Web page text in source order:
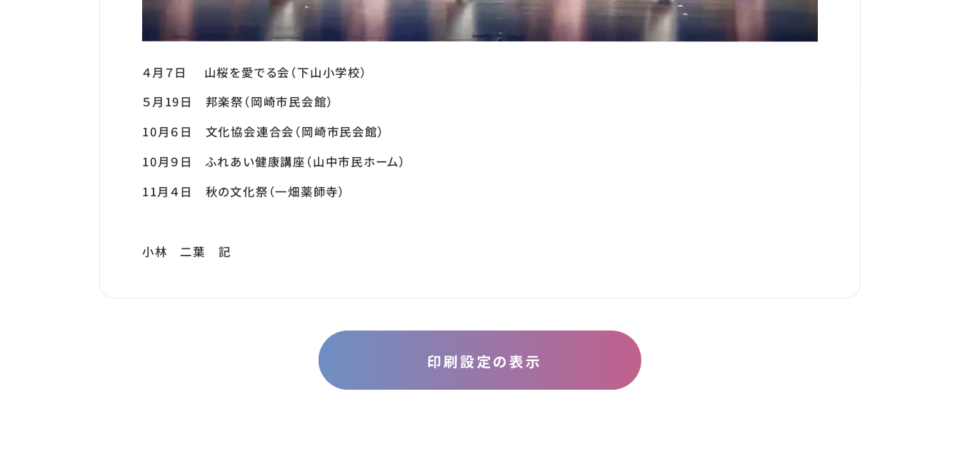
４月７日 山桜を愛でる会（下山小学校）
５月19日 邦楽祭（岡崎市民会館）
10月６日 文化協会連合会（岡崎市民会館）
10月９日 ふれあい健康講座（山中市民ホーム）
11月４日 秋の文化祭（一畑薬師寺）
小林 二葉 記